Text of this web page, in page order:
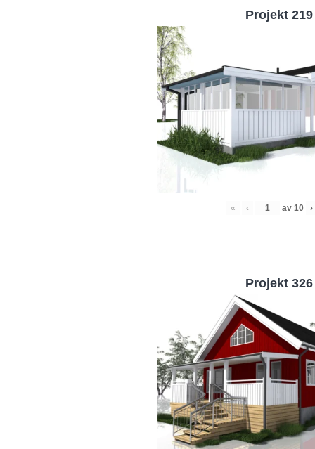
Projekt 219
« ‹ av 10 ›
Projekt 326